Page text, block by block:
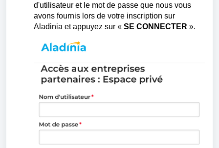
d'utilisateur et le mot de passe que nous vous
avons fournis lors de votre inscription sur
Aladinia et appuyez sur « SE CONNECTER ».